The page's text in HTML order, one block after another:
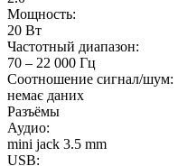
Мощность:
20 Вт
Частотный диапазон:
70 – 22 000 Гц
Соотношение сигнал/шум:
немає даних
Разъёмы
Аудио:
mini jack 3.5 mm
USB: